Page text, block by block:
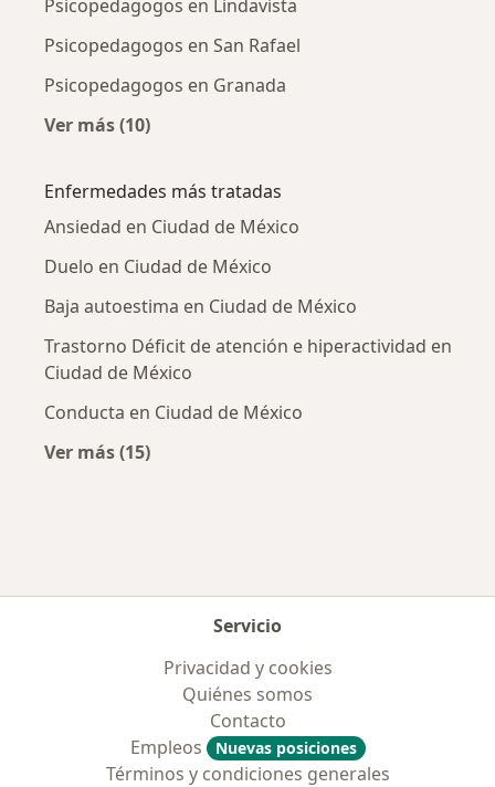
Psicopedagogos en Lindavista
Psicopedagogos en San Rafael
Psicopedagogos en Granada
Ver más (10)
Enfermedades más tratadas
Ansiedad en Ciudad de México
Duelo en Ciudad de México
Baja autoestima en Ciudad de México
Trastorno Déficit de atención e hiperactividad en
Ciudad de México
Conducta en Ciudad de México
Ver más (15)
Servicio
Privacidad y cookies
Quiénes somos
Contacto
Empleos
Nuevas posiciones
Términos y condiciones generales